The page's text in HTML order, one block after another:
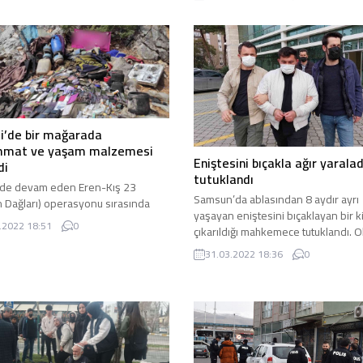
mevkiinde bulunan işyerlerinde
kadar kumar oynandığına dair
ihbarı değerlendiren Asayiş Şube
ekipleri ihbarlarda belirtilen...
ilçesine bağlı Altınova
çiftçilikle uğraşan Tamer Kalkan
vatandaş Sahli Yolu üzerinde
seyir halindeyken Drenaj Kanalı’na
devrildi. Drenaj Kanalı’na devrilen
traktörün...
bir mağarada
ve yaşam malzemesi
devam eden Eren-Kış 23
operasyonu sırasında
bir mağarada bölücü
PKK’ya ait bir ...
18:51 0
Eniştesini bıçakla ağır
tutuklandı
Samsun’da ablasından 8 aydır ayrı
yaşayan eniştesini bıçaklayan bir
çıkarıldığı mahkemece tutuklandı.
Samsun’un İlkadım ilçesi ...
31.03.2022 18:36 0